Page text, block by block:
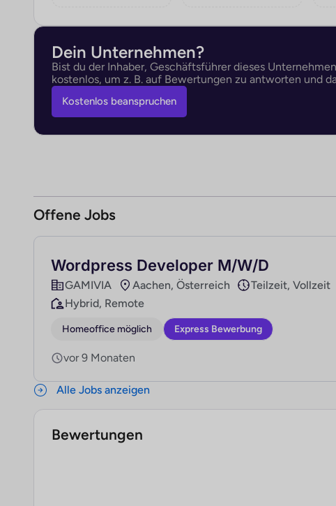
Dein Unternehmen?
Bist du der Inhaber, Geschäftsführer dieses
kostenlos, um z. B. auf Bewertungen zu antworten und
Kostenlos beanspruchen
Offene Jobs
Wordpress Developer M/W/D
GAMIVIA Aachen, Österreich
Teilzeit, Vollzeit
Hybrid, Remote
Homeoffice möglich Express Bewerbung
vor 9 Monaten
Alle Jobs anzeigen
Bewertungen